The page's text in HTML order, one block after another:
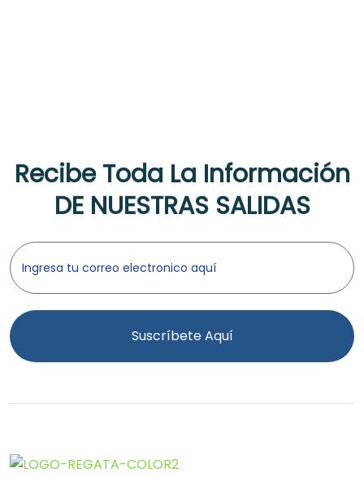
Recibe Toda La Información
DE NUESTRAS SALIDAS
Suscríbete Aquí